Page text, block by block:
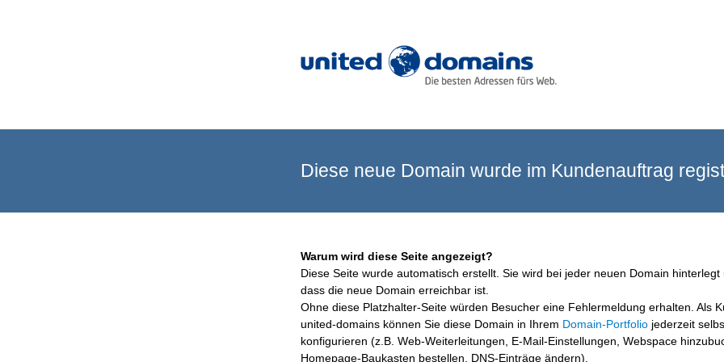
Diese neue Domain wurde im Kundenauftrag
Warum wird diese Seite angezeigt?
Diese Seite wurde automatisch erstellt. Sie wird bei jeder neuen Domain hinterlegt
dass die neue Domain erreichbar ist.
Ohne diese Platzhalter-Seite würden Besucher eine Fehlermeldung erhalten. Als
united-domains können Sie diese Domain in Ihrem Domain-Portfolio jederzeit
konfigurieren (z.B. Web-Weiterleitungen, E-Mail-Einstellungen, Webspace
Homepage-Baukasten bestellen, DNS-Einträge ändern).